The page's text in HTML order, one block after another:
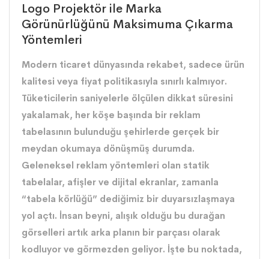
Logo Projektör ile Marka
Görünürlüğünü Maksimuma Çıkarma
Yöntemleri
Modern ticaret dünyasında rekabet, sadece ürün
kalitesi veya fiyat politikasıyla sınırlı kalmıyor.
Tüketicilerin saniyelerle ölçülen dikkat süresini
yakalamak, her köşe başında bir reklam
tabelasının bulunduğu şehirlerde gerçek bir
meydan okumaya dönüşmüş durumda.
Geleneksel reklam yöntemleri olan statik
tabelalar, afişler ve dijital ekranlar, zamanla
“tabela körlüğü” dediğimiz bir duyarsızlaşmaya
yol açtı. İnsan beyni, alışık olduğu bu durağan
görselleri artık arka planın bir parçası olarak
kodluyor ve görmezden geliyor. İşte bu noktada,